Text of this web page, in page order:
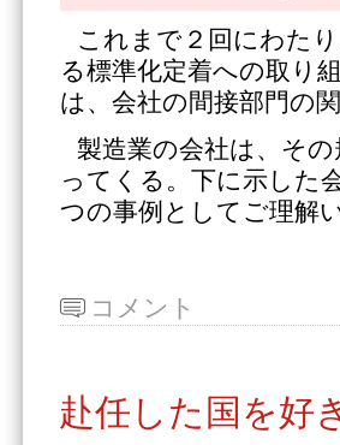
これまで２回にわた
る標準化定着への取り
は、会社の間接部門の
製造業の会社は、そ
ってくる。下に示した
つの事例としてご理解
コメント
赴任した国を好